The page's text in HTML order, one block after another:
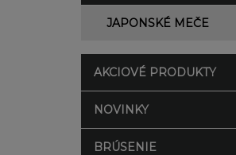
JAPONSKÉ MEČE
AKCIOVÉ PRODUKTY
NOVINKY
BRÚSENIE